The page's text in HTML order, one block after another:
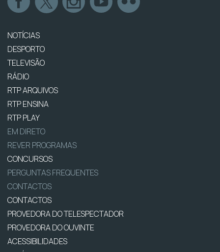
NOTÍCIAS
DESPORTO
TELEVISÃO
RÁDIO
RTP ARQUIVOS
RTP ENSINA
RTP PLAY
EM DIRETO
REVER PROGRAMAS
CONCURSOS
PERGUNTAS FREQUENTES
CONTACTOS
CONTACTOS
PROVEDORA DO TELESPECTADOR
PROVEDORA DO OUVINTE
ACESSIBILIDADES